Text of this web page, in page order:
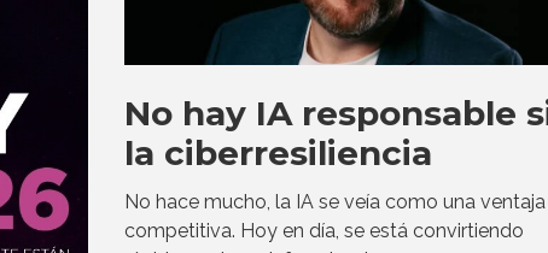
No hay IA responsable
la ciberresiliencia
No hace mucho, la IA se veía como una ventaja
competitiva. Hoy en día, se está convirtiendo